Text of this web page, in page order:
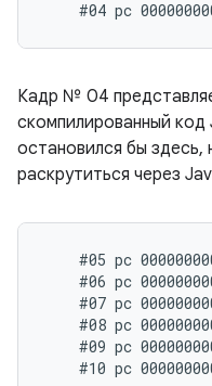
Кадр № 04
скомпилированный
остановился бы
раскрутиться через
#05 pc
#06 pc
#07 pc
#08 pc
#09 pc